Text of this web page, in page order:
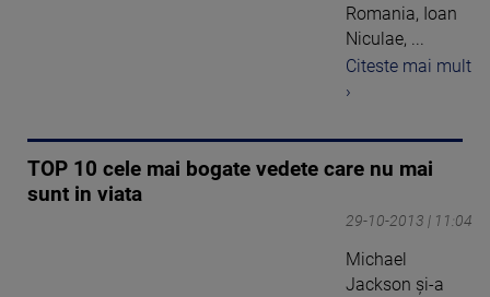
Romania, Ioan
Niculae, ...
Citeste mai mult
›
TOP 10 cele mai bogate vedete care nu mai
sunt in viata
29-10-2013 | 11:04
Michael
Jackson şi-a